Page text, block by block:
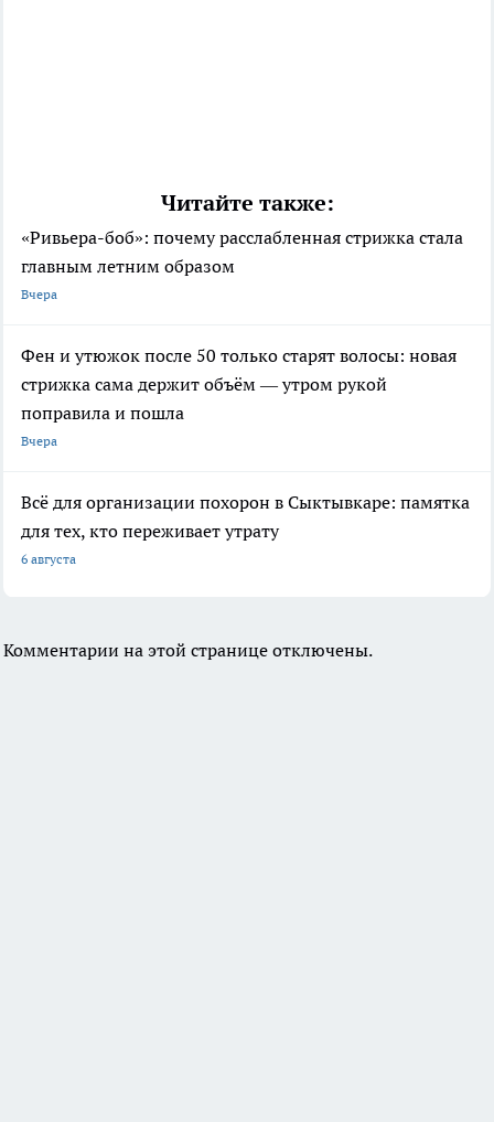
Читайте также:
«Ривьера-боб»: почему расслабленная стрижка стала
главным летним образом
Вчера
Фен и утюжок после 50 только старят волосы: новая
стрижка сама держит объём — утром рукой
поправила и пошла
Вчера
Всё для организации похорон в Сыктывкаре: памятка
для тех, кто переживает утрату
6 августа
Комментарии на этой странице отключены.